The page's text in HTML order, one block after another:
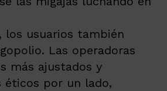
los usuarios también
Las operadoras
más ajustados y
éticos por un lado,